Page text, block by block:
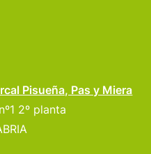
Pisueña, Pas y Miera
2º planta